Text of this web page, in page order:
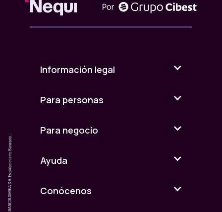
Información legal
Para personas
Para negocio
Ayuda
Conócenos